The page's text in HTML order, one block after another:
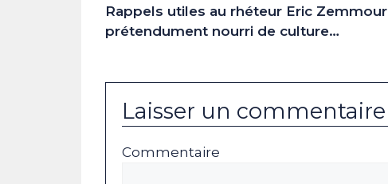
Rappels utiles au rhéteur Eric Zemmour
prétendument nourri de culture…
Laisser un commentaire
Commentaire